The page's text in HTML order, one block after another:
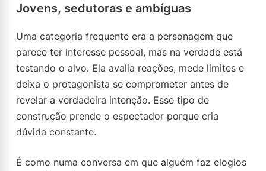
Jovens, sedutoras e ambíguas
Uma categoria frequente era a personagem que
parece ter interesse pessoal, mas na verdade está
testando o alvo. Ela avalia reações, mede limites e
deixa o protagonista se comprometer antes de
revelar a verdadeira intenção. Esse tipo de
construção prende o espectador porque cria
dúvida constante.
É como numa conversa em que alguém faz elogios